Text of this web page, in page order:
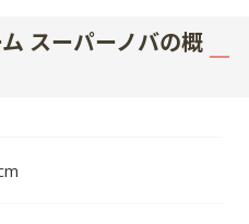
スーパーノバの概